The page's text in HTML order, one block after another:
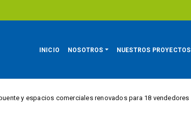
INICIO NOSOTROS NUESTROS PROYECTOS
comerciales renovados para 18 vendedores informales